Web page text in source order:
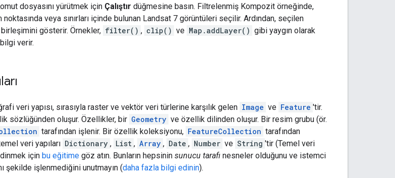
dosyasını yürütmek için Çalıştır düğmesine basın. Filtrelenmiş Kompozit örneğinde,
noktasında veya sınırları içinde bulunan Landsat 7 görüntüleri seçilir. Ardından, seçilen
gösterir. Örnekler, filter() , clip() ve Map.addLayer() gibi yaygın olarak
verir.
veri yapısı, sırasıyla raster ve vektör veri türlerine karşılık gelen Image ve Feature 'tir.
sözlüğünden oluşur. Özellikler, bir Geometry ve özellik dilinden oluşur. Bir resim grubu (ör.
tarafından işlenir. Bir özellik koleksiyonu, FeatureCollection tarafından
veri yapıları Dictionary , List , Array , Date , Number ve String 'tir (Temel veri
için bu eğitime göz atın. Bunların hepsinin sunucu tarafı nesneler olduğunu ve istemci
şekilde işlenmediğini unutmayın (daha fazla bilgi edinin).